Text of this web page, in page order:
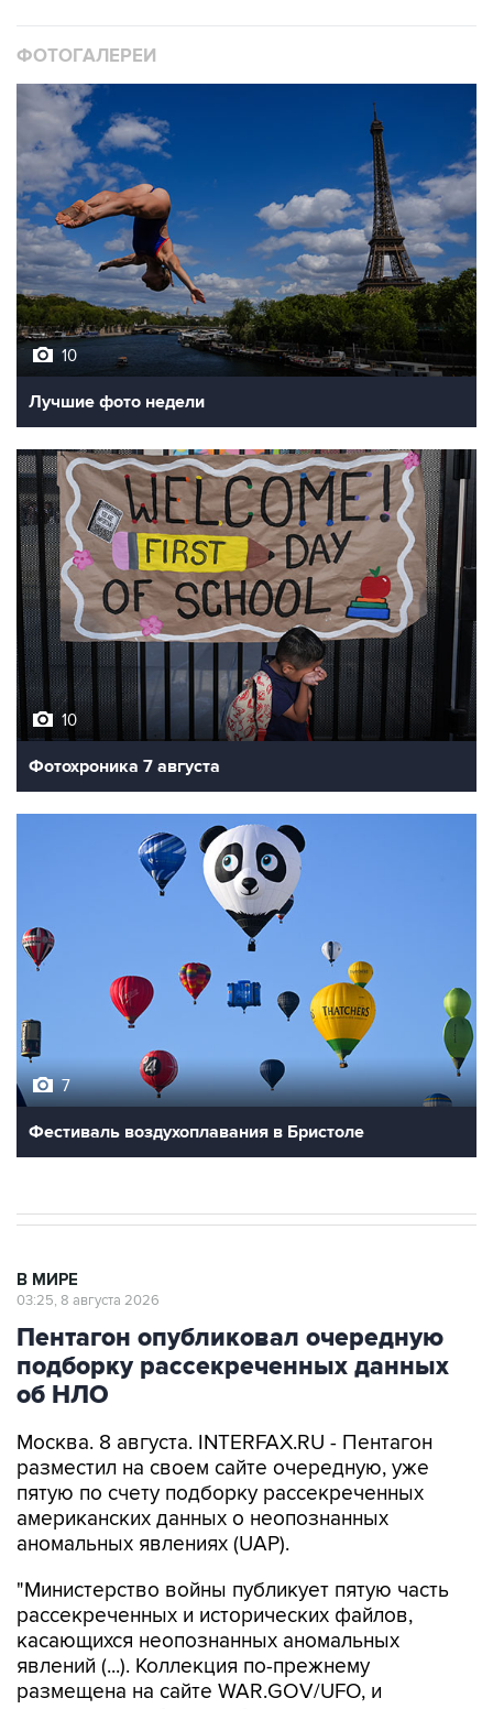
10
Лучшие фото недели
10
Фотохроника 7 августа
Фестиваль воздухоплавания в Бристоле
Пентагон опубликовал очередную
подборку рассекреченных данных
об НЛО
Москва. 8 августа. INTERFAX.RU - Пентагон
пятую по счету подборку рассекреченных
американских данных о неопознанных
аномальных явлениях (UAP).
"Министерство войны публикует пятую часть
касающихся неопознанных аномальных
явлений (...). Коллекция по-прежнему
размещена на сайте WAR.GOV/UFO, и
министерство будет публиковать
дополнительные файлы на постоянной